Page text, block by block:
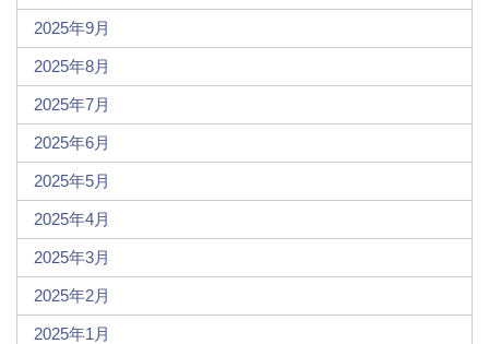
2025年9月
2025年8月
2025年7月
2025年6月
2025年5月
2025年4月
2025年3月
2025年2月
2025年1月